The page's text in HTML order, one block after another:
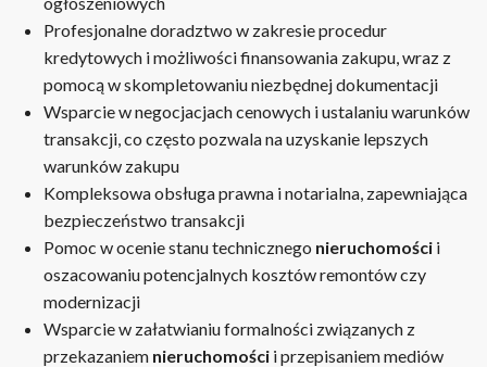
Profesjonalne doradztwo w zakresie procedur
kredytowych i możliwości finansowania zakupu, wraz z
pomocą w skompletowaniu niezbędnej dokumentacji
Wsparcie w negocjacjach cenowych i ustalaniu warunków
transakcji, co często pozwala na uzyskanie lepszych
warunków zakupu
Kompleksowa obsługa prawna i notarialna, zapewniająca
bezpieczeństwo transakcji
Pomoc w ocenie stanu technicznego nieruchomości i
oszacowaniu potencjalnych kosztów remontów czy
modernizacji
Wsparcie w załatwianiu formalności związanych z
przekazaniem nieruchomości i przepisaniem mediów